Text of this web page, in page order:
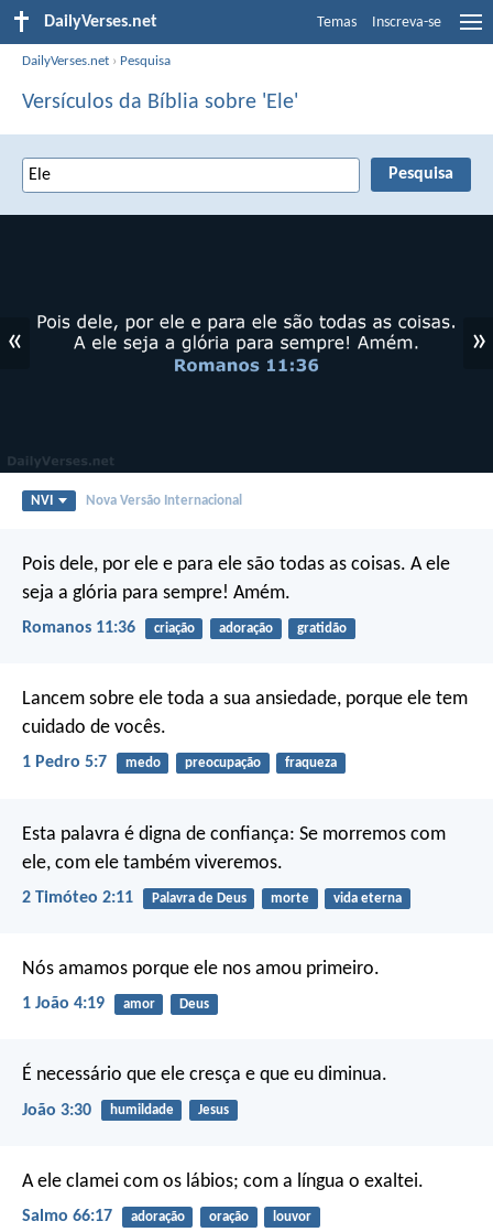
DailyVerses.net Temas Inscreva-se
DailyVerses.net › Pesquisa
Versículos da Bíblia sobre 'Ele'
« »
NVI Nova Versão Internacional
Pois dele, por ele e para ele são todas as coisas. A ele
seja a glória para sempre! Amém.
Romanos 11:36 criação adoração gratidão
Lancem sobre ele toda a sua ansiedade, porque ele tem
cuidado de vocês.
1 Pedro 5:7 medo preocupação fraqueza
Esta palavra é digna de confiança: Se morremos com
ele, com ele também viveremos.
2 Timóteo 2:11 Palavra de Deus morte vida eterna
Nós amamos porque ele nos amou primeiro.
1 João 4:19 amor Deus
É necessário que ele cresça e que eu diminua.
João 3:30 humildade Jesus
A ele clamei com os lábios; com a língua o exaltei.
Salmo 66:17 adoração oração louvor